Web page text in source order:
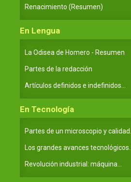
Renacimiento (Resumen)
En Lengua
La Odisea de Homero - Resumen
Partes de la redacción
Artículos definidos e indefinidos...
En Tecnología
Partes de un microscopio y calidad...
Los grandes avances tecnológicos...
Revolución industrial: máquina...